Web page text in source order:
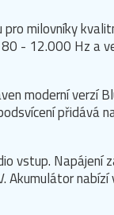
milovníky
- 12.000 Hz a
moderní verzí
přidává
vstup.
Akumulátor